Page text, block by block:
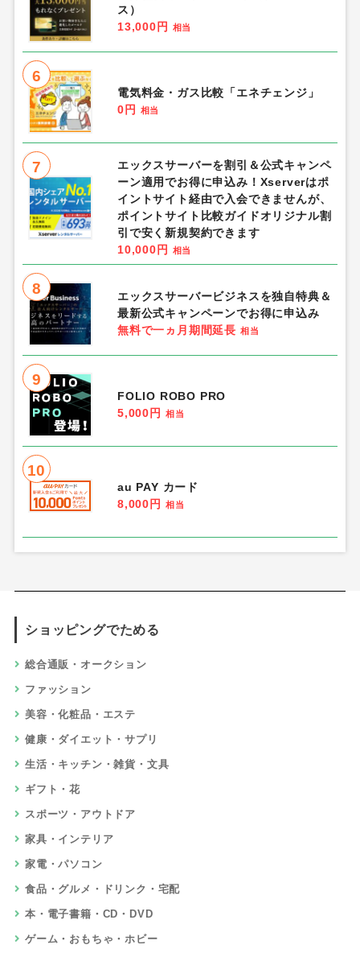
ス）
13,000円
相当
6
電気料金・ガス比較「エネチェンジ」
0円
相当
7
エックスサーバーを割引＆公式キャンペ
ーン適用でお得に申込み！Xserverはポ
イントサイト経由で入会できませんが、
ポイントサイト比較ガイドオリジナル割
引で安く新規契約できます
10,000円
相当
8
エックスサーバービジネスを独自特典＆
最新公式キャンペーンでお得に申込み
無料で一ヵ月期間延長 相当
9
FOLIO ROBO PRO
5,000円
相当
10
au PAY カード
8,000円
相当
ショッピングでためる
総合通販・オークション
ファッション
美容・化粧品・エステ
健康・ダイエット・サプリ
生活・キッチン・雑貨・文具
ギフト・花
スポーツ・アウトドア
家具・インテリア
家電・パソコン
食品・グルメ・ドリンク・宅配
本・電子書籍・CD・DVD
ゲーム・おもちゃ・ホビー